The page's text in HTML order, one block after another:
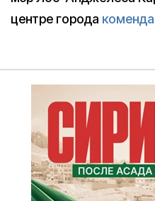
центре города